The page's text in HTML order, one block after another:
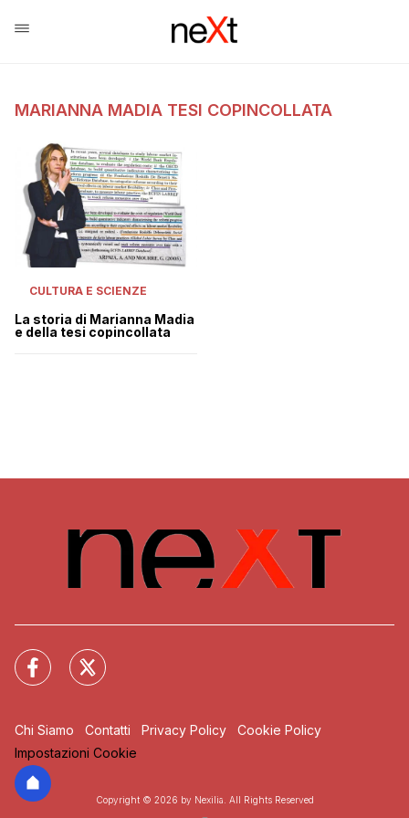
MARIANNA MADIA TESI COPINCOLLATA
CULTURA E SCIENZE
La storia di Marianna Madia
e della tesi copincollata
Chi Siamo Contatti Privacy Policy
Cookie Policy
Impostazioni Cookie
Copyright © 2026 by Nexilia. All Rights Reserved